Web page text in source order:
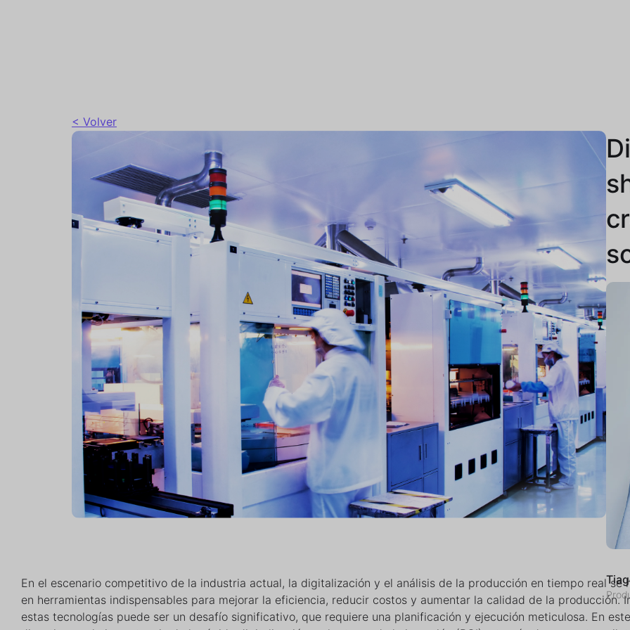
< Volver
En el escenario competitivo de la industria actual, la digitalización y el análisis de la producción en tiempo real se
en herramientas indispensables para mejorar la eficiencia, reducir costos y aumentar la calidad de la producción.
estas tecnologías puede ser un desafío significativo, que requiere una planificación y ejecución meticulosa. En